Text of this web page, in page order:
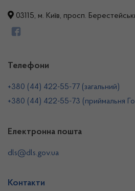
03115, м. Київ, просп.
Телефони
+380 (44) 422-55-77 (загальний)
+380 (44) 422-55-73 (приймальня
Електронна пошта
dls@dls.gov.ua
Контакти